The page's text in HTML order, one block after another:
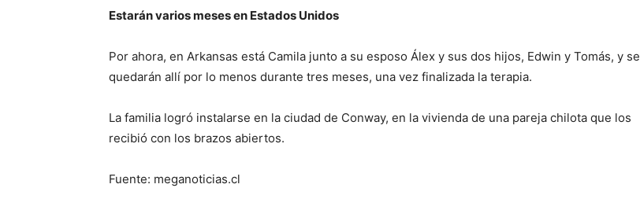
Estarán varios meses en Estados Unidos
Por ahora, en Arkansas está Camila junto a su esposo Álex y sus dos hijos, Edwin y Tomás, y se
quedarán allí por lo menos durante tres meses, una vez finalizada la terapia.
La familia logró instalarse en la ciudad de Conway, en la vivienda de una pareja chilota que los
recibió con los brazos abiertos.
Fuente: meganoticias.cl